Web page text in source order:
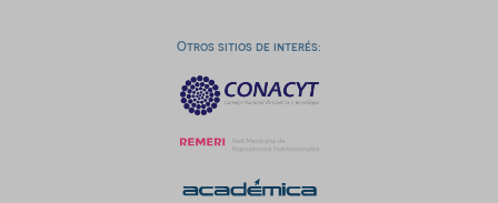
Otros sitios de interés: